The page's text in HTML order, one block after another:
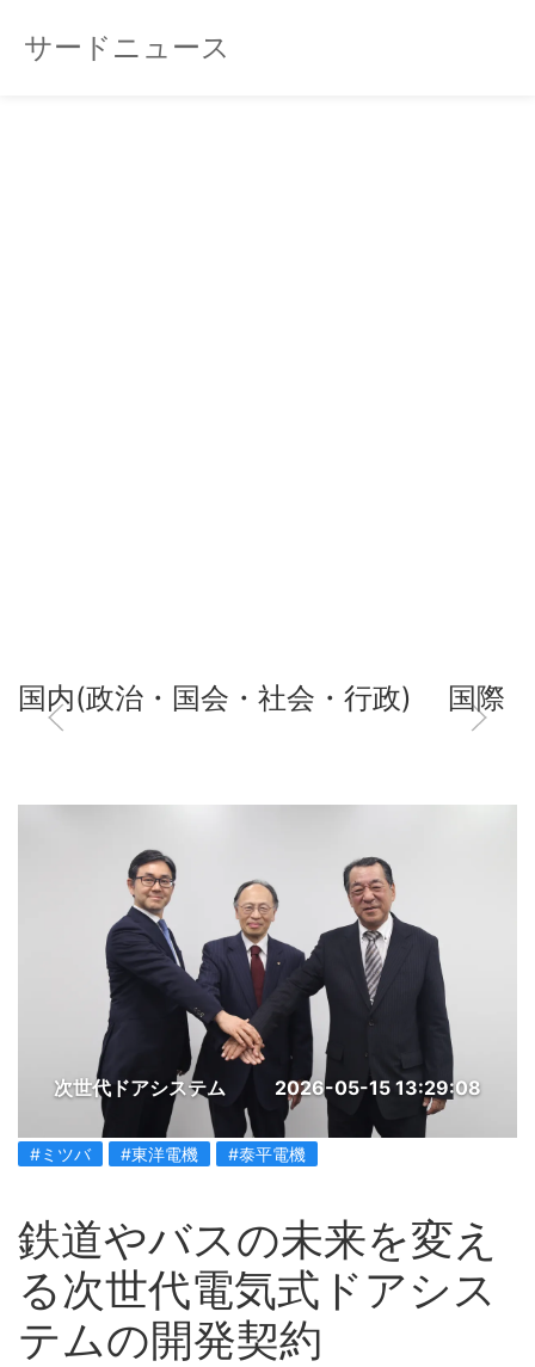
サードニュース
国内(政治・国会・社会・行政) 国際
次世代ドアシステム 2026-05-15 13:29:08
#ミツバ #東洋電機 #泰平電機
鉄道やバスの未来を変え
る次世代電気式ドアシス
テムの開発契約